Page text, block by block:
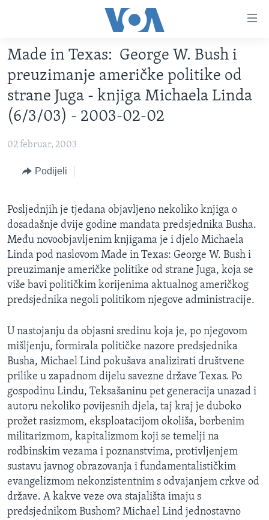
glavni
sadržaj
Pređi
na
glavnu
Idi
pretragu
VIDEO
FOTOGRAFIJE DANA
SJEDINJENE AMERIČKE DRŽAVE
BOSNA I HERCEGOVINA
NAUKA I TEHNOLOGIJA
SPECIJALNI PROJEKTI
SLOBODA MEDIJA
ŽENSKA STRANA
IZBJEGLIČKA STRANA
MAGAZIN
O GLASU AMERIKE
Learning English
PRATITE NAS
Jezici
Made in Texas: George W. Bush i
preuzimanje američke politike od
strane Juga - knjiga Michaela Linda
(6/3/03) - 2003-02-02
02 februar, 2003
Podijeli
Posljednjih je tjedana objavljeno nekoliko knjiga o
dosadašnje dvije godine mandata predsjednika Busha.
Među novoobjavljenim knjigama je i djelo Michaela
Linda pod naslovom Made in Texas: George W. Bush i
preuzimanje američke politike od strane Juga, koja se
više bavi političkim korijenima aktualnog američkog
predsjednika negoli politikom njegove administracije.
U nastojanju da objasni sredinu koja je, po njegovom
mišljenju, formirala političke nazore predsjednika
Busha, Michael Lind pokušava analizirati društvene
prilike u zapadnom dijelu savezne države Texas. Po
gospodinu Lindu, Teksašaninu pet generacija unazad i
autoru nekoliko povijesnih djela, taj kraj je duboko
prožet rasizmom, eksploatacijom okoliša, borbenim
militarizmom, kapitalizmom koji se temelji na
rodbinskim vezama i poznanstvima, protivljenjem
sustavu javnog obrazovanja i fundamentalističkim
evangelizmom nekonzistentnim s odvajanjem crkve od
države. A kakve veze ova stajališta imaju s
predsjednikom Bushom? Michael Lind jednostavno